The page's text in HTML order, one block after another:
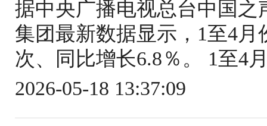
据中央广播电视总台中国
集团最新数据显示，1至4月
次、同比增长6.8％。 1至4
2026-05-18 13:37:09